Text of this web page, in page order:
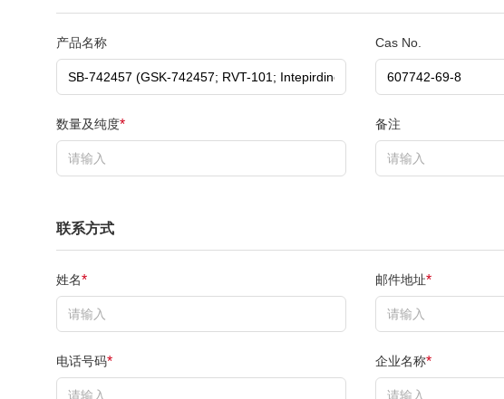
产品名称 Cas No.
数量及纯度* 备注
联系方式
姓名* 邮件地址*
电话号码* 企业名称*